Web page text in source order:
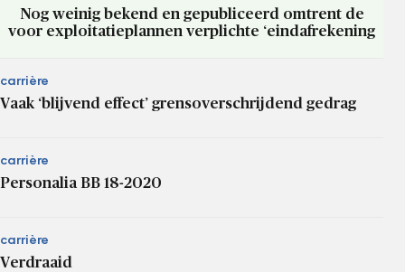
Nog weinig bekend en gepubliceerd omtrent de
voor exploitatieplannen verplichte ‘eindafrekening
carrière
Vaak ‘blijvend effect’ grensoverschrijdend gedrag
carrière
Personalia BB 18-2020
carrière
Verdraaid